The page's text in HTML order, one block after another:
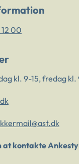
12 00
kl. 9-15, fredag kl.
at kontakte